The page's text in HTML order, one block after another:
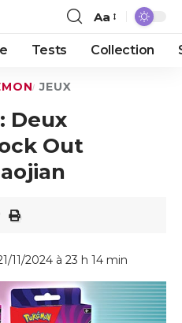
Aa
Tests Collection
JEUX
Deux
Out
11/2024 à 23 h 14 min